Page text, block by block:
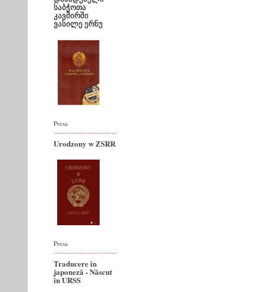
საბჭოთა
კავშირში
ვასილე ერნუ
Presa
Urodzony w ZSRR
Presa
Traducere în
japoneză - Născut
în URSS